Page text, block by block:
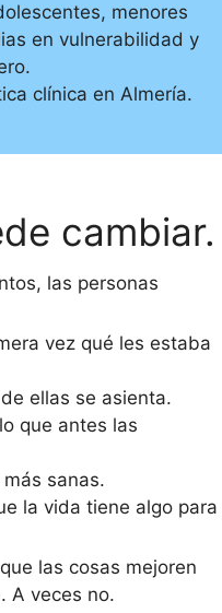
menores
en vulnerabilidad y
clínica en Almería.
cambiar.
las personas
vez qué les estaba
ellas se asienta.
que antes las
sanas.
la vida tiene algo para
las cosas mejoren
A veces no.